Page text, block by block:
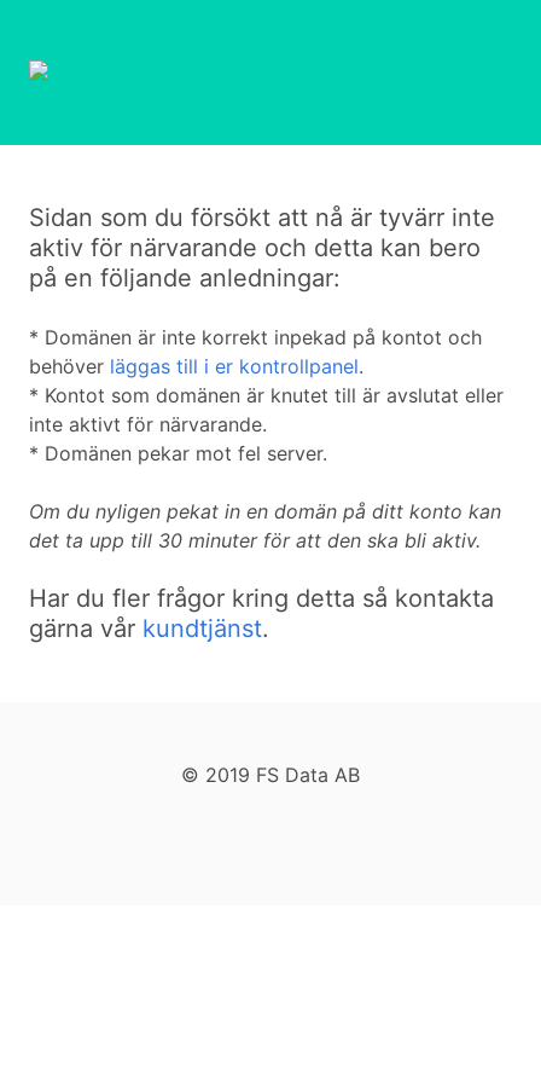
Sidan som du försökt att nå är tyvärr inte
aktiv för närvarande och detta kan bero
på en följande anledningar:
* Domänen är inte korrekt inpekad på kontot och
behöver läggas till i er kontrollpanel.
* Kontot som domänen är knutet till är avslutat eller
inte aktivt för närvarande.
* Domänen pekar mot fel server.
Om du nyligen pekat in en domän på ditt konto kan
det ta upp till 30 minuter för att den ska bli aktiv.
Har du fler frågor kring detta så kontakta
gärna vår kundtjänst.
© 2019 FS Data AB